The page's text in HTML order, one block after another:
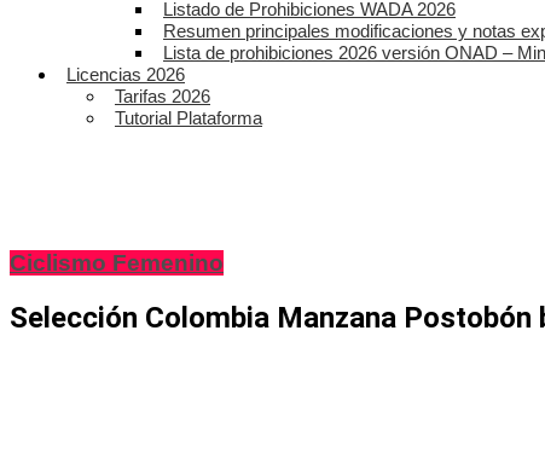
Listado de Prohibiciones WADA 2026
Resumen principales modificaciones y notas
Lista de prohibiciones 2026 versión ONAD –
Licencias 2026
Tarifas 2026
Tutorial Plataforma
Ciclismo Femenino
Selección Colombia Manzana